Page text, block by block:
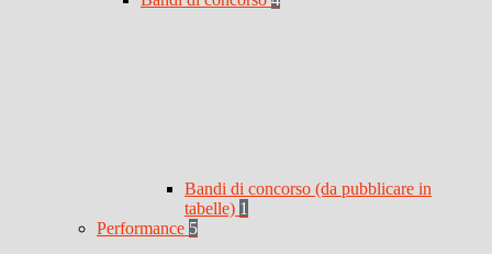
Bandi di concorso (da pubblicare in
tabelle) 1
Performance 5